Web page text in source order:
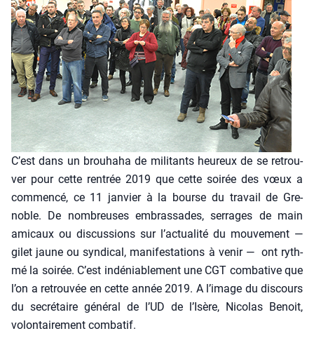
C’est dans un brou­ha­ha de mili­tants heu­reux de se retrou­
ver pour cette ren­trée 2019 que cette soi­rée des vœux a
com­men­cé, ce 11 jan­vier à la bourse du tra­vail de Gre­
noble. De nom­breuses embras­sades, ser­rages de main
ami­caux ou dis­cus­sions sur l’actualité du mou­ve­ment —
gilet jaune ou syn­di­cal, mani­fes­ta­tions à venir — ont ryth­
mé la soi­rée. C’est indé­nia­ble­ment une CGT com­ba­tive que
l’on a retrou­vée en cette année 2019. A l’image du dis­cours
du secré­taire géné­ral de l’UD de l’Isère, Nico­las Benoit,
volon­tai­re­ment com­ba­tif.